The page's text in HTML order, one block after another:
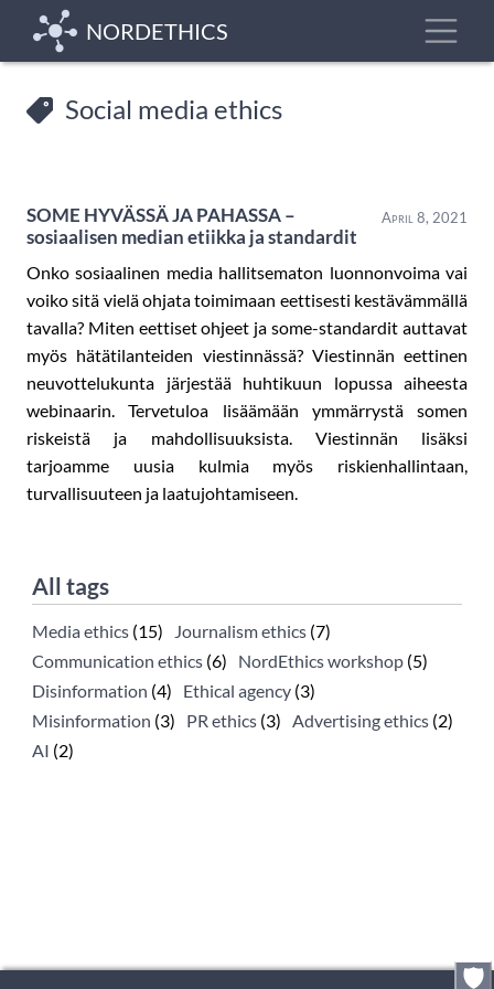
main
NORDETHICS
Social media ethics
April 8, 2021
SOME HYVÄSSÄ JA PAHASSA –
sosiaalisen median etiikka ja standardit
Onko sosiaalinen media hallitsematon luonnonvoima vai
voiko sitä vielä ohjata toimimaan eettisesti kestävämmällä
tavalla? Miten eettiset ohjeet ja some-standardit auttavat
myös hätätilanteiden viestinnässä? Viestinnän eettinen
neuvottelukunta järjestää huhtikuun lopussa aiheesta
webinaarin. Tervetuloa lisäämään ymmärrystä somen
riskeistä ja mahdollisuuksista. Viestinnän lisäksi
tarjoamme uusia kulmia myös riskienhallintaan,
turvallisuuteen ja laatujohtamiseen.
All tags
Media ethics (15) Journalism ethics (7)
Communication ethics (6) NordEthics workshop (5)
Disinformation (4) Ethical agency (3)
Misinformation (3) PR ethics (3) Advertising ethics (2)
AI (2)